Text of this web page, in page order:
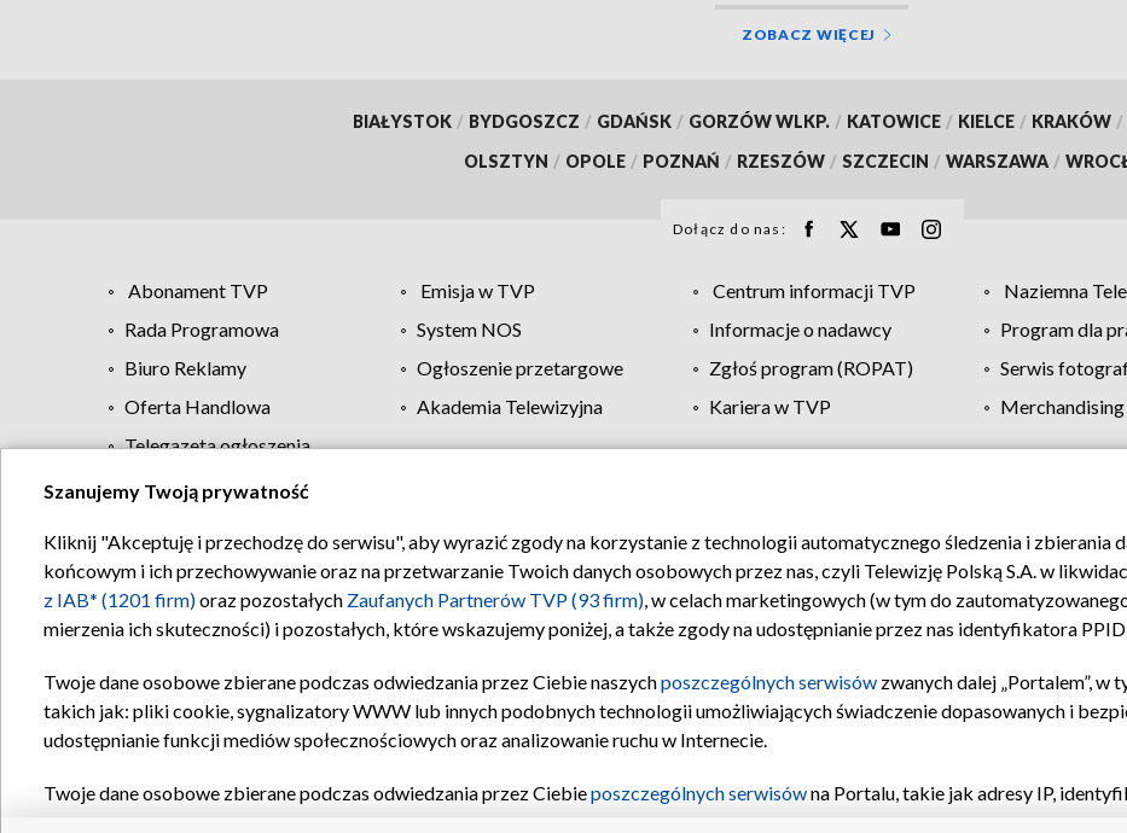
ZOBACZ WIĘCEJ
BIAŁYSTOK / BYDGOSZCZ / GDAŃSK / GORZÓW WLKP. / KATOWICE / KIELCE / KRAKÓW /
OLSZTYN / OPOLE / POZNAŃ / RZESZÓW / SZCZECIN / WARSZAWA /
Dołącz do nas:
Abonament TVP Emisja w TVP Centrum informacji TVP Naziemna
Rada Programowa
System NOS Informacje o nadawcy
Program dla
Biuro Reklamy
Ogłoszenie przetargowe Zgłoś program (ROPAT)
Serwis
Oferta Handlowa
Akademia Telewizyjna Kariera w TVP
Telegazeta ogłoszenia
Regulamin TVP Polityka prywatności Moje zgody Pomoc Biuro reklamy
Szanujemy Twoją prywatność
Kliknij "Akceptuję i przechodzę do serwisu", aby wyrazić zgody na korzystanie z technologii automatycznego śledzenia i zbierania
końcowym i ich przechowywanie oraz na przetwarzanie Twoich danych osobowych przez nas, czyli Telewizję Polską S.A. w
z IAB* (1201 firm)oraz pozostałych Zaufanych Partnerów TVP (93 firm), w celach marketingowych (w tym do
mierzenia ich skuteczności) i pozostałych, które wskazujemy poniżej, a także zgody na udostępnianie przez nas identyfikatora
Twoje dane osobowe zbierane podczas odwiedzania przez Ciebie naszychposzczególnych serwisów zwanych dalej „Portalem”,
takich jak: pliki cookie, sygnalizatory WWW lub innych podobnych technologii umożliwiających świadczenie dopasowanych i
udostępnianie funkcji mediów społecznościowych oraz analizowanie ruchu w Internecie.
Twoje dane osobowe zbierane podczas odwiedzania przez Ciebieposzczególnych serwisówna Portalu, takie jak adresy IP,